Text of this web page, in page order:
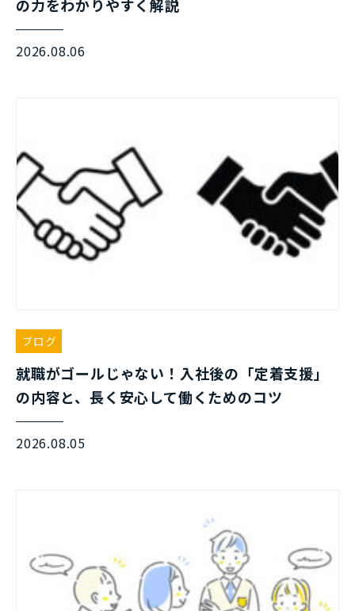
の力をわかりやすく解説
2026.08.06
ブログ
就職がゴールじゃない！入社後の「定着支援」
の内容と、長く安心して働くためのコツ
2026.08.05